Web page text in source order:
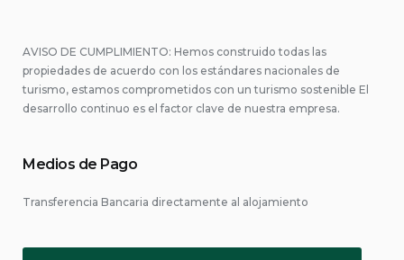
AVISO DE CUMPLIMIENTO: Hemos construido todas las
propiedades de acuerdo con los estándares nacionales de
turismo, estamos comprometidos con un turismo sostenible El
desarrollo continuo es el factor clave de nuestra empresa.
Medios de Pago
Transferencia Bancaria directamente al alojamiento